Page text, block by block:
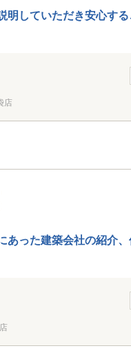
明していただき安心す
店
あった建築会社の紹介